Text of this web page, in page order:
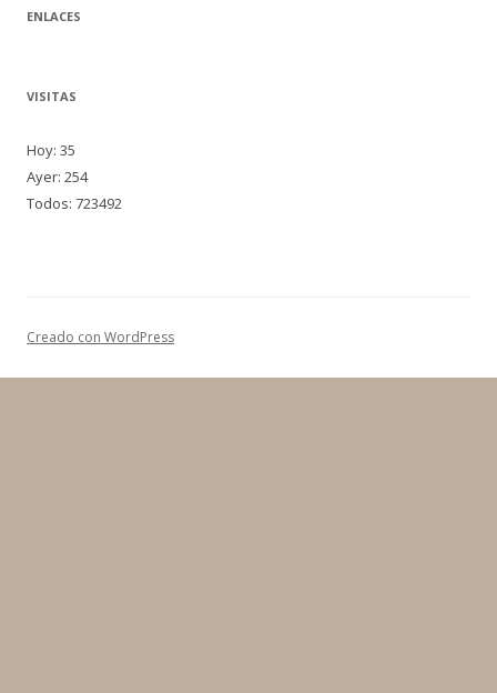
ENLACES
VISITAS
Hoy: 35
Ayer: 254
Todos: 723492
Creado con WordPress